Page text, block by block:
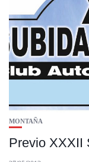
MONTAÑA
Previo XXXII